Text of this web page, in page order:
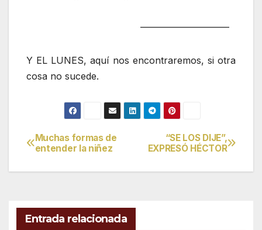
—————————–
Y EL LUNES, aquí nos encontraremos, si otra
cosa no sucede.
Navegación
de
“SE LOS DIJE”,
EXPRESÓ HÉCTOR
Muchas formas de
entender la niñez
Entrada relacionada